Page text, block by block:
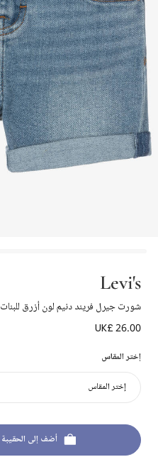
Levi's
شورت جيرل فريند دنيم لون أزرق للبنات
UK£ 26.00
إختر المقاس
إختر المقاس
أضف إلى الحقيبة